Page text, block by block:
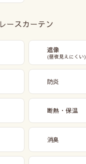
レースカーテン
遮像
(昼夜見えにくい)
防炎
断熱・保温
消臭